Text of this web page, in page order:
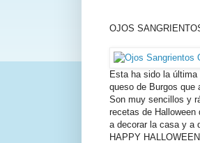
OJOS
Esta ha sido la
queso de Burgos que
Son muy sencillos y
recetas de
a decorar la casa y a
HAPPY